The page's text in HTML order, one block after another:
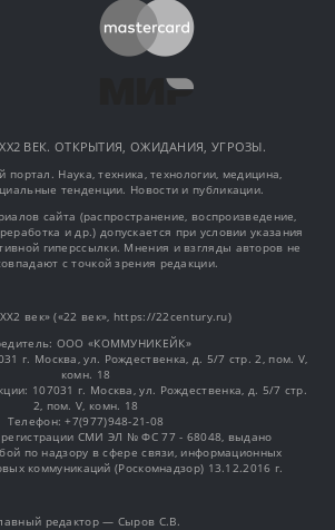
ВЕК. ОТКРЫТИЯ, ОЖИДАНИЯ, УГРОЗЫ.
портал. Наука, техника, технологии, медицина,
тенденции. Новости и публикации.
сайта (распространение, воспроизведение,
и др.) допускается при условии указания
гиперссылки. Мнения и взгляды авторов не
с точкой зрения редакции.
век» («22 век», https://22century.ru)
OOO «КОММУНИКЕЙК»
г. Москва, ул. Рождественка, д. 5/7 стр. 2, пом. V,
комн. 18
107031 г. Москва, ул. Рождественка, д. 5/7 стр.
2, пом. V, комн. 18
Телефон: +7(977)948-21-08
регистрации СМИ ЭЛ № ФС 77 - 68048, выдано
по надзору в сфере связи, информационных
коммуникаций (Роскомнадзор) 13.12.2016 г.
редактор — Сыров С.В.